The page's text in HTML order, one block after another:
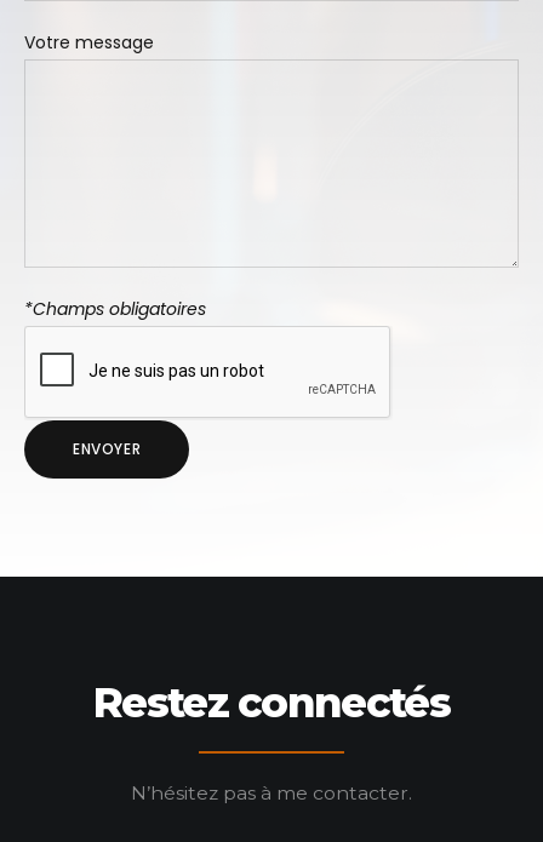
Votre message
*Champs obligatoires
Restez connectés
N’hésitez pas à me contacter.